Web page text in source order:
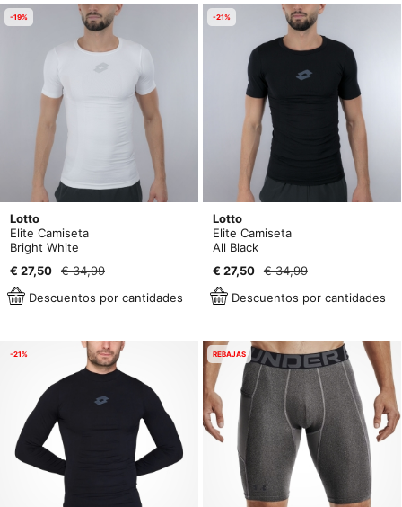
-19%
Lotto
Elite Camiseta
Bright White
€ 27,50
€ 34,99
Descuentos por cantidades
-21%
Lotto
Elite Camiseta
All Black
€ 27,50
€ 34,99
Descuentos por cantidades
-21% REBAJAS